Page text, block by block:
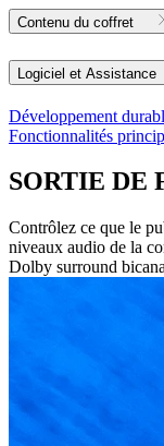
Contenu du coffret
Logiciel et Assistance
Développement
Fonctionnalités
SORTIE DE
Contrôlez ce que le
niveaux audio de la
Dolby surround